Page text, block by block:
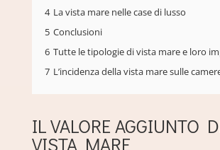
4 La vista mare nelle case di lusso
5 Conclusioni
6 Tutte le tipologie di vista mare e loro
7 L’incidenza della vista mare sulle
IL VALORE AGGIUNTO
VISTA MARE